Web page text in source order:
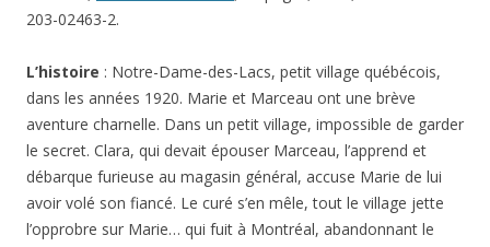
203-02463-2.
L’histoire : Notre-Dame-des-Lacs, petit village québécois,
dans les années 1920. Marie et Marceau ont une brève
aventure charnelle. Dans un petit village, impossible de garder
le secret. Clara, qui devait épouser Marceau, l’apprend et
débarque furieuse au magasin général, accuse Marie de lui
avoir volé son fiancé. Le curé s’en mêle, tout le village jette
l’opprobre sur Marie… qui fuit à Montréal, abandonnant le